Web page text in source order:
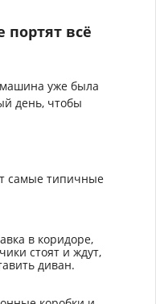
всё
уже была
день, чтобы
самые типичные
в коридоре,
стоят и ждут,
диван.